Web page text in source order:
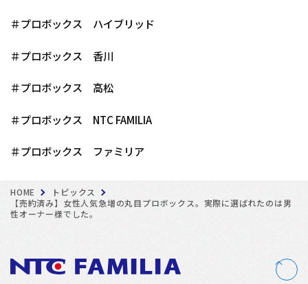
＃プロボックス ハイブリッド
＃プロボックス 香川
＃プロボックス 高松
＃プロボックス NTC FAMILIA
＃プロボックス ファミリア
HOME
トピックス
【売約済み】女性人気急増の丸目プロボックス。実際に選ばれたのは男
性オーナー様でした。